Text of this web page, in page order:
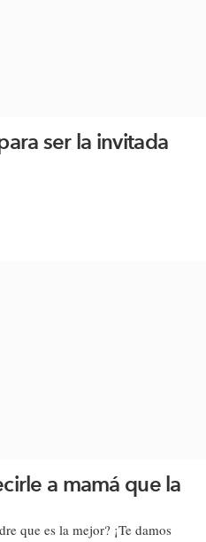
ser la invitada
a mamá que la
que es la mejor? ¡Te damos